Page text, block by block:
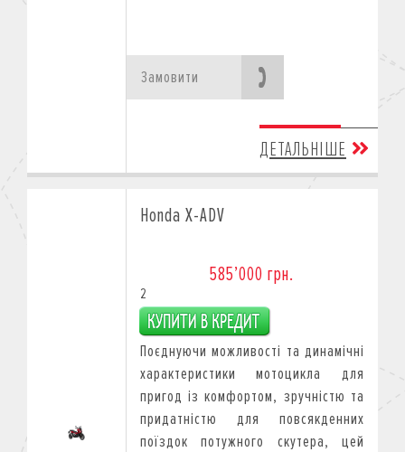
Замовити
ДЕТАЛЬНІШЕ
Honda X-ADV
585’000 грн.
2
Поєднуючи можливості тa динамічні
характеристики мотоцикла для
пригод із комфортом, зручністю тa
придатністю для повсякденних
поїздок потужного скутера, цей